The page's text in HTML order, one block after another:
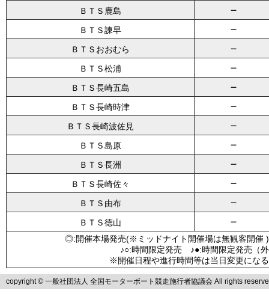
ＢＴＳ鹿島 －
ＢＴＳ諫早 －
ＢＴＳおおむら －
ＢＴＳ松浦 －
ＢＴＳ長崎五島 －
ＢＴＳ長崎時津 －
ＢＴＳ長崎波佐見 －
ＢＴＳ島原 －
ＢＴＳ長洲 －
ＢＴＳ長崎佐々 －
ＢＴＳ由布 －
ＢＴＳ徳山 －
◎:開催本場発売(※ミッドナイト開催場は無観客
♪○:時間限定発売 ♪●:時間限定発売
※開催日程や進行時間等は当日変更にな
copyright © 一般社団法人 全国モーターボート競走施行者協議会 All rights